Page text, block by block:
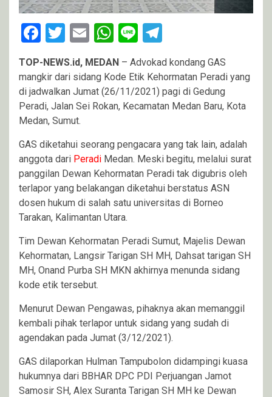
Facebook
Twitter
EmailWhatsApp
Line
TOP-NEWS.id, MEDAN – Advokad kondang GAS
mangkir dari sidang Kode Etik Kehormatan Peradi yang
di jadwalkan Jumat (26/11/2021) pagi di Gedung
Peradi, Jalan Sei Rokan, Kecamatan Medan Baru, Kota
Medan, Sumut.
GAS diketahui seorang pengacara yang tak lain, adalah
anggota dari Peradi Medan. Meski begitu, melalui surat
panggilan Dewan Kehormatan Peradi tak digubris oleh
terlapor yang belakangan diketahui berstatus ASN
dosen hukum di salah satu universitas di Borneo
Tarakan, Kalimantan Utara.
Tim Dewan Kehormatan Peradi Sumut, Majelis Dewan
Kehormatan, Langsir Tarigan SH MH, Dahsat tarigan SH
MH, Onand Purba SH MKN akhirnya menunda sidang
kode etik tersebut.
Menurut Dewan Pengawas, pihaknya akan memanggil
kembali pihak terlapor untuk sidang yang sudah di
agendakan pada Jumat (3/12/2021).
GAS dilaporkan Hulman Tampubolon didampingi kuasa
hukumnya dari BBHAR DPC PDI Perjuangan Jamot
Samosir SH, Alex Suranta Tarigan SH MH ke Dewan